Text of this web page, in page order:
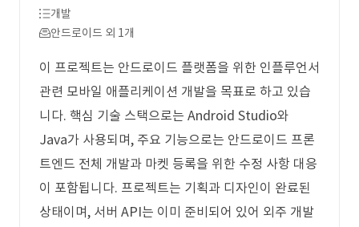
개발
안드로이드 외 1개
이 프로젝트는 안드로이드 플랫폼을 위한 인플루언서
관련 모바일 애플리케이션 개발을 목표로 하고 있습
니다. 핵심 기술 스택으로는 Android Studio와
Java가 사용되며, 주요 기능으로는 안드로이드 프론
트엔드 전체 개발과 마켓 등록을 위한 수정 사항 대응
이 포함됩니다. 프로젝트는 기획과 디자인이 완료된
상태이며, 서버 API는 이미 준비되어 있어 외주 개발